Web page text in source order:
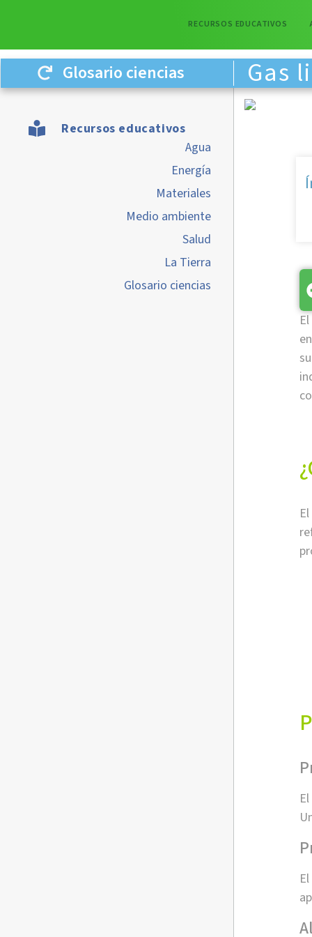
RECURSOS EDUCATIVOS
Glosario ciencias Gas
Recursos educativos
Agua
Energía
Materiales
Medio ambiente
Salud
La Tierra
Glosario ciencias